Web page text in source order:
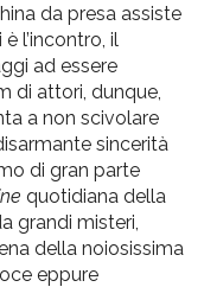
da presa assiste
l’incontro, il
ad essere
di attori, dunque,
a non scivolare
sincerità
di gran parte
quotidiana della
grandi misteri,
della noiosissima
eppure